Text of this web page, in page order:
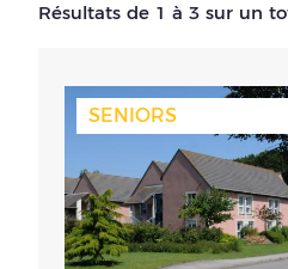
Résultats de 1 à 3 sur un
SENIORS